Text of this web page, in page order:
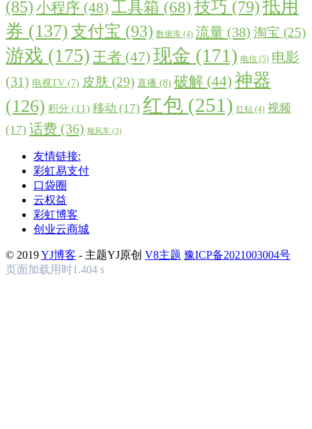
(85) 小程序 (48) 工具箱 (68) 技巧 (79)抵用
券 (137) 支付宝 (93) 数据库 (4) 流量 (38) 淘宝 (25)
游戏 (175) 王者 (47) 现金 (171) 电信 (5) 电影
(31) 电视TV (7) 皮肤 (29) 直播 (8) 破解 (44) 神器
(126) 积分 (11) 移动 (17) 红包 (251) 红钻 (4) 视频
(17) 话费 (36) 顺风车 (3)
友情链接:
彩虹易支付
口袋圈
云权益
彩虹博客
创业云商城
© 2019YJ博客 - 主题YJ原创 V8主题 豫ICP备2021003004号
页面加载用时1.404 s